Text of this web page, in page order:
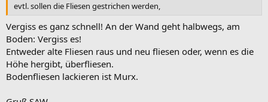
evtl. sollen die Fliesen gestrichen werden,
Vergiss es ganz schnell! An der Wand geht halbwegs, am
Boden: Vergiss es!
Entweder alte Fliesen raus und neu fliesen oder, wenn es die
Höhe hergibt, überfliesen.
Bodenfliesen lackieren ist Murx.